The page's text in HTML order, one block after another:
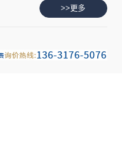
>>更多